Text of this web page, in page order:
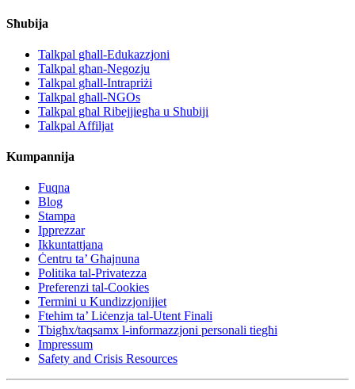
Sħubija
Talkpal għall-Edukazzjoni
Talkpal għan-Negozju
Talkpal għall-Intrapriżi
Talkpal għall-NGOs
Talkpal għal Ribejjiegħa u Sħubiji
Talkpal Affiljat
Kumpannija
Fuqna
Blog
Stampa
Ipprezzar
Ikkuntattjana
Ċentru ta’ Għajnuna
Politika tal-Privatezza
Preferenzi tal-Cookies
Termini u Kundizzjonijiet
Ftehim ta’ Liċenzja tal-Utent Finali
Tbigħx/taqsamx l-informazzjoni personali tiegħi
Impressum
Safety and Crisis Resources